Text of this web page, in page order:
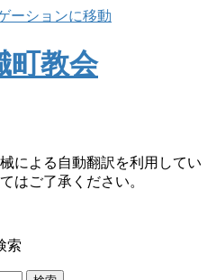
ーションに移動
による自動翻訳を利用してい
はご了承ください。
索